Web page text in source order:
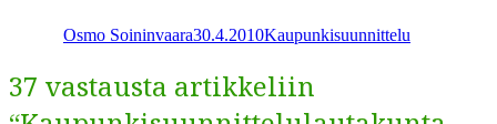
Osmo Soininvaara30.4.2010Kaupunkisuunnittelu
37 vastausta artikkeliin